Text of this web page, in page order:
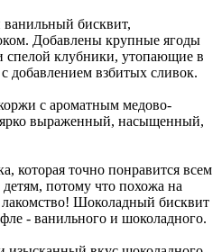
бисквит,
Добавлены крупные ягоды
спелой клубники, утопающие в
добавлением взбитых сливок.
с ароматным медово-
выраженный, насыщенный,
которая точно понравится всем
потому что похожа на
Шоколадный бисквит
- ванильного и шоколадного.